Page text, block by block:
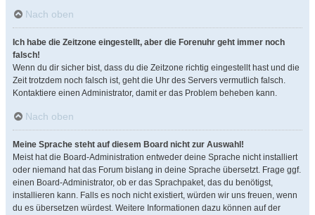
Nach oben
Ich habe die Zeitzone eingestellt, aber die Forenuhr geht immer noch
falsch!
Wenn du dir sicher bist, dass du die Zeitzone richtig eingestellt hast und die
Zeit trotzdem noch falsch ist, geht die Uhr des Servers vermutlich falsch.
Kontaktiere einen Administrator, damit er das Problem beheben kann.
Nach oben
Meine Sprache steht auf diesem Board nicht zur Auswahl!
Meist hat die Board-Administration entweder deine Sprache nicht installiert
oder niemand hat das Forum bislang in deine Sprache übersetzt. Frage ggf.
einen Board-Administrator, ob er das Sprachpaket, das du benötigst,
installieren kann. Falls es noch nicht existiert, würden wir uns freuen, wenn
du es übersetzen würdest. Weitere Informationen dazu können auf der